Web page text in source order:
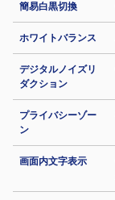
簡易白黒切換
ホワイトバランス
デジタルノイズリ
ダクション
プライバシーゾー
ン
画面内文字表示